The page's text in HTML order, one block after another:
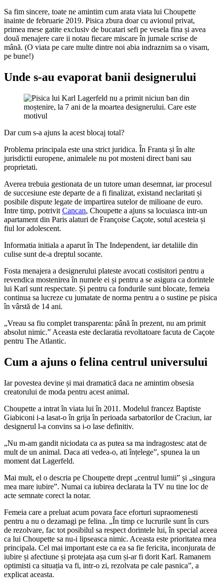
Sa fim sincere, toate ne amintim cum arata viata lui Choupette
inainte de februarie 2019. Pisica zbura doar cu avionul privat,
primea mese gatite exclusiv de bucatari sefi pe vesela fina și avea
două menajere care ii notau fiecare miscare în jurnale scrise de
mână. (O viata pe care multe dintre noi abia indraznim sa o visam,
pe bune!)
Unde s-au evaporat banii designerului
Dar cum s-a ajuns la acest blocaj total?
Problema principala este una strict juridica. În Franta și în alte
jurisdictii europene, animalele nu pot mosteni direct bani sau
proprietati.
Averea trebuia gestionata de un tutore uman desemnat, iar procesul
de succesiune este departe de a fi finalizat, existand neclaritati și
posibile dispute legate de impartirea sutelor de milioane de euro.
Intre timp, potrivit Cancan, Choupette a ajuns sa locuiasca intr-un
apartament din Paris alaturi de Françoise Caçote, sotul acesteia și
fiul lor adolescent.
Informatia initiala a aparut în The Independent, iar detaliile din
culise sunt de-a dreptul socante.
Fosta menajera a designerului plateste avocati costisitori pentru a
revendica mostenirea în numele ei și pentru a se asigura ca dorintele
lui Karl sunt respectate. Și pentru ca fondurile sunt blocate, femeia
continua sa lucreze cu jumatate de norma pentru a o sustine pe pisica
în vârstă de 14 ani.
„Vreau sa fiu complet transparenta: până în prezent, nu am primit
absolut nimic.” Aceasta este declaratia revoltatoare facuta de Caçote
pentru The Atlantic.
Cum a ajuns o felina centrul universului
Iar povestea devine și mai dramatică daca ne amintim obsesia
creatorului de moda pentru acest animal.
Choupette a intrat în viata lui în 2011. Modelul francez Baptiste
Giabiconi i-a lasat-o în grija în perioada sarbatorilor de Craciun, iar
designerul l-a convins sa i-o lase definitiv.
„Nu m-am gandit niciodata ca as putea sa ma indragostesc atat de
mult de un animal. Daca ati vedea-o, ati înțelege”, spunea la un
moment dat Lagerfeld.
Mai mult, el o descria pe Choupette drept „centrul lumii” și „singura
mea mare iubire”. Numai ca iubirea declarata la TV nu tine loc de
acte semnate corect la notar.
Femeia care a preluat acum povara face eforturi supraomenesti
pentru a nu o dezamagi pe felina. „În timp ce lucrurile sunt în curs
de rezolvare, fac tot posibilul sa respect dorintele lui, în special aceea
ca lui Choupette sa nu-i lipseasca nimic. Aceasta este prioritatea mea
principala. Cel mai important este ca ea sa fie fericita, inconjurata de
iubire și afectiune și protejata așa cum și-ar fi dorit Karl. Ramanem
optimisti ca situația va fi, intr-o zi, rezolvata pe cale pasnica”, a
explicat aceasta.